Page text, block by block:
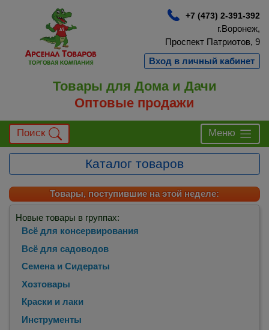
+7 (473) 2-391-392
г.Воронеж,
Проспект Патриотов, 9
Вход в личный кабинет
Товары для Дома и Дачи
Оптовые продажи
Поиск Меню
Каталог товаров
Товары, поступившие на этой неделе:
Новые товары в группах:
Всё для консервирования
Всё для садоводов
Семена и Сидераты
Хозтовары
Краски и лаки
Инструменты